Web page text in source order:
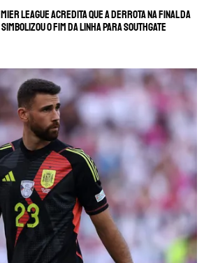
League acredita que a derrota na final da
o fim da linha para Southgate